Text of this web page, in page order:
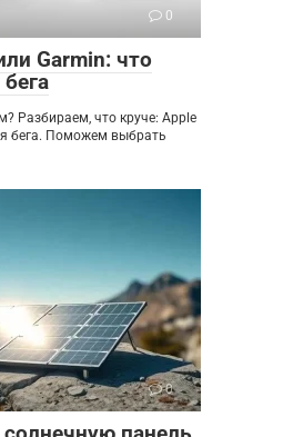
0
Garmin: что
Разбираем, что круче: Apple
бега. Поможем выбрать
0